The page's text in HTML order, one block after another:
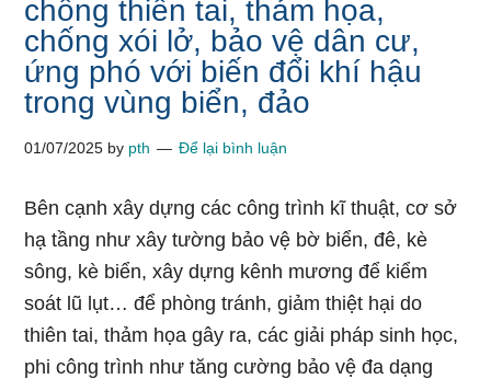
chống thiên tai, thảm họa,
chống xói lở, bảo vệ dân cư,
ứng phó với biến đổi khí hậu
trong vùng biển, đảo
01/07/2025 by pth Để lại bình luận
Bên cạnh xây dựng các công trình kĩ thuật, cơ sở
hạ tầng như xây tường bảo vệ bờ biển, đê, kè
sông, kè biển, xây dựng kênh mương để kiểm
soát lũ lụt… để phòng tránh, giảm thiệt hại do
thiên tai, thảm họa gây ra, các giải pháp sinh học,
phi công trình như tăng cường bảo vệ đa dạng